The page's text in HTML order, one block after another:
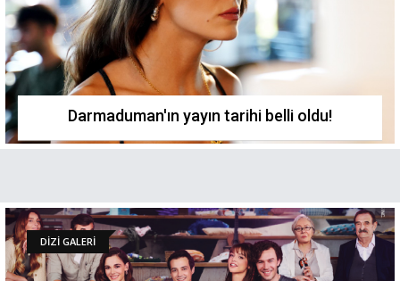
Darmaduman'ın yayın tarihi belli oldu!
DİZİ GALERİ